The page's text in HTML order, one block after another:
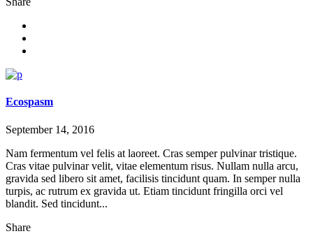
Ecospasm
September 14, 2016
Nam fermentum vel felis at laoreet. Cras semper pulvinar tristique.
Cras vitae pulvinar velit, vitae elementum risus. Nullam nulla arcu,
gravida sed libero sit amet, facilisis tincidunt quam. In semper nulla
turpis, ac rutrum ex gravida ut. Etiam tincidunt fringilla orci vel
blandit. Sed tincidunt...
Share